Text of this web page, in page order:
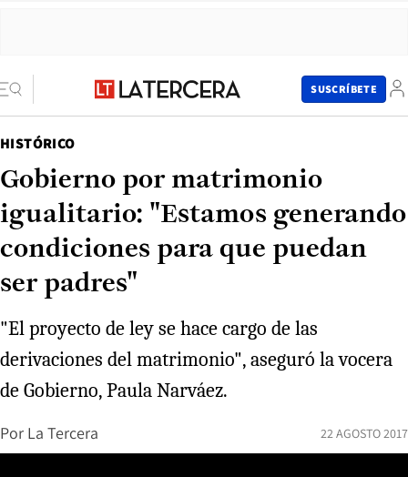
SUSCRÍBETE
HISTÓRICO
Gobierno por matrimonio
igualitario: "Estamos generando
condiciones para que puedan
ser padres"
"El proyecto de ley se hace cargo de las
derivaciones del matrimonio", aseguró la vocera
de Gobierno, Paula Narváez.
Por La Tercera 22 AGOSTO 2017